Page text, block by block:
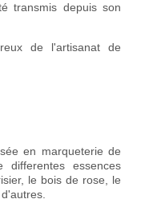
transmis depuis son
de l'artisanat de
en marqueterie de
essences
le bois de rose, le